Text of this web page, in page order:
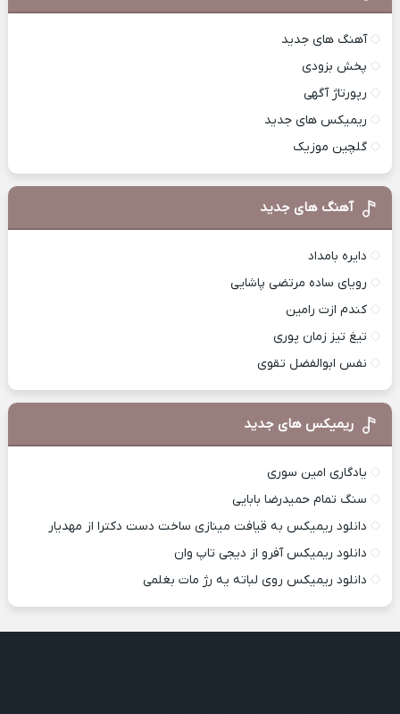
آهنگ های جدید
پخش بزودی
رپورتاژ آگهی
ریمیکس های جدید
گلچین موزیک
آهنگ های جدید
دایره بامداد
رویای ساده مرتضی پاشایی
کندم ازت رامین
تیغ تیز زمان پوری
نفس ابوالفضل تقوی
ریمیکس های جدید
یادگاری امین سوری
سنگ تمام حمیدرضا بابایی
دانلود ریمیکس به قیافت مینازی ساخت دست دکترا از مهدیار
دانلود ریمیکس آفرو از ديجی تاپ وان
دانلود ریمیکس روی لباته یه رژ مات بغلمی